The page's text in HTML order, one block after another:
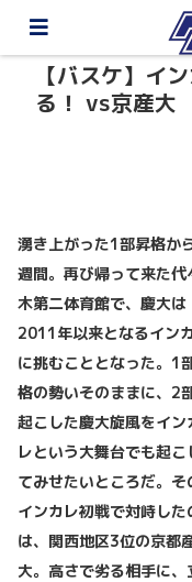
【バスケ】イ
る！ vs京産大
湧き上がった1部昇格か
週間。再び帰って来た代
木第二体育館で、慶大は
2011 年以来となるイン
に挑むこととなった。1
格の勢いそのままに、2
起こした慶大旋風をイン
レという大舞台でも起こ
てみせたいところだ。そ
インカレ初戦で対峙した
は、関西地区3位の京都
大。高さで劣る相手に、